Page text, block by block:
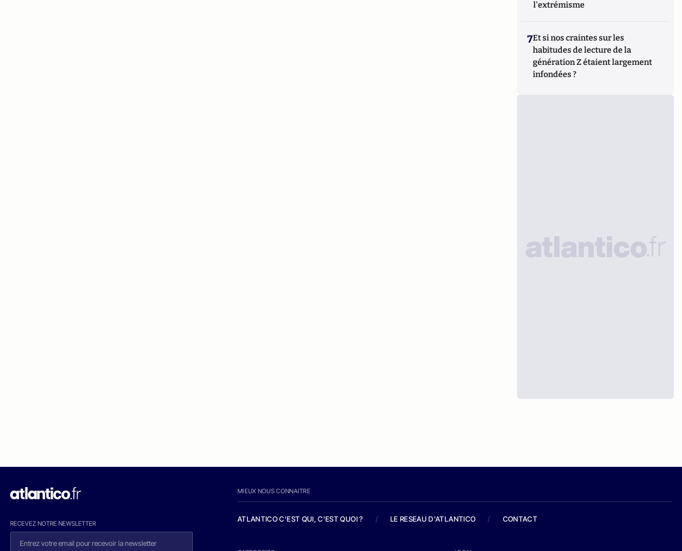
l'extrémisme
7Et si nos craintes sur les
habitudes de lecture de la
génération Z étaient largement
infondées ?
RECEVEZ NOTRE NEWSLETTER
MIEUX NOUS CONNAITRE
ATLANTICO C'EST QUI, C'EST QUOI ? / LE RESEAU D'ATLANTICO / CONTACT